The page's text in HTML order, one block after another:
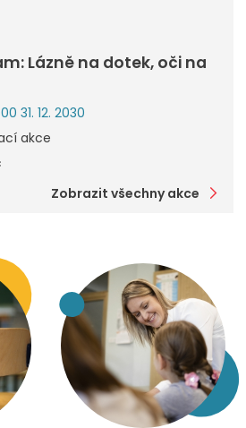
Lázně na dotek, oči na
31. 12. 2030
akce
Zobrazit všechny akce